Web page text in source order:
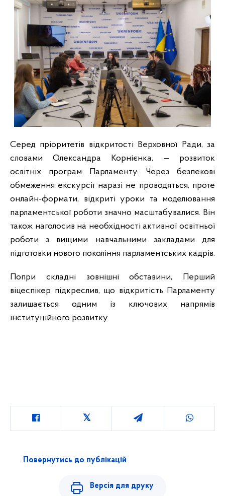
Серед пріоритетів відкритості Верховної Ради, за
словами Олександра Корнієнка, — розвиток
освітніх програм Парламенту. Через безпекові
обмеження екскурсії наразі не проводяться, проте
онлайн-формати, відкриті уроки та моделювання
парламентської роботи значно масштабувалися. Він
також наголосив на необхідності активної освітньої
роботи з вищими навчальними закладами для
підготовки нового покоління парламентських кадрів.
Попри складні зовнішні обставини, Перший
віцеспікер підкреслив, що відкритість Парламенту
залишається одним із ключових напрямів
інституційного розвитку.
Повернутись до публікацій
Версія для друку